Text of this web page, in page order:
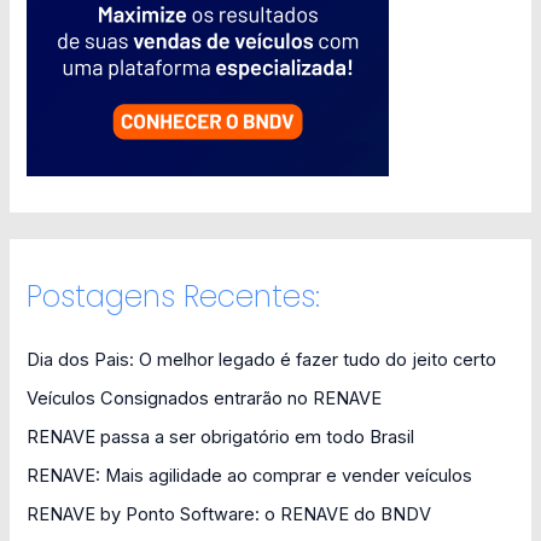
Postagens Recentes:
Dia dos Pais: O melhor legado é fazer tudo do jeito certo
Veículos Consignados entrarão no RENAVE
RENAVE passa a ser obrigatório em todo Brasil
RENAVE: Mais agilidade ao comprar e vender veículos
RENAVE by Ponto Software: o RENAVE do BNDV